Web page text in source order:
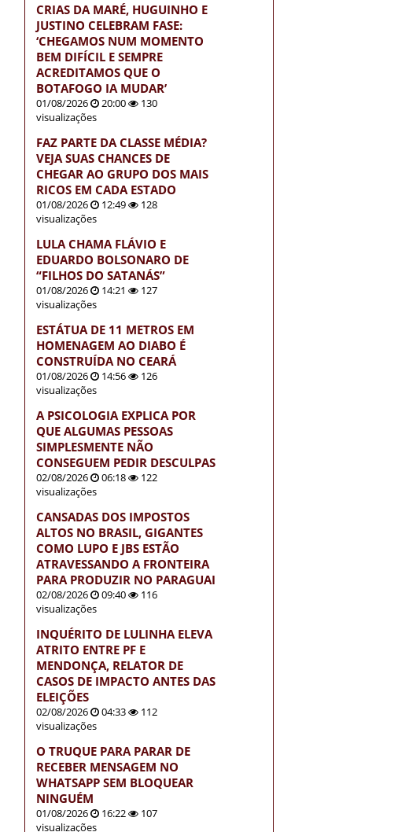
CRIAS DA MARÉ, HUGUINHO E
JUSTINO CELEBRAM FASE:
‘CHEGAMOS NUM MOMENTO
BEM DIFÍCIL E SEMPRE
ACREDITAMOS QUE O
BOTAFOGO IA MUDAR’
01/08/2026 20:00
130
visualizações
FAZ PARTE DA CLASSE MÉDIA?
VEJA SUAS CHANCES DE
CHEGAR AO GRUPO DOS MAIS
RICOS EM CADA ESTADO
01/08/2026 12:49
128
visualizações
LULA CHAMA FLÁVIO E
EDUARDO BOLSONARO DE
“FILHOS DO SATANÁS”
01/08/2026 14:21
127
visualizações
ESTÁTUA DE 11 METROS EM
HOMENAGEM AO DIABO É
CONSTRUÍDA NO CEARÁ
01/08/2026 14:56
126
visualizações
A PSICOLOGIA EXPLICA POR
QUE ALGUMAS PESSOAS
SIMPLESMENTE NÃO
CONSEGUEM PEDIR DESCULPAS
02/08/2026 06:18
122
visualizações
CANSADAS DOS IMPOSTOS
ALTOS NO BRASIL, GIGANTES
COMO LUPO E JBS ESTÃO
ATRAVESSANDO A FRONTEIRA
PARA PRODUZIR NO PARAGUAI
02/08/2026 09:40
116
visualizações
INQUÉRITO DE LULINHA ELEVA
ATRITO ENTRE PF E
MENDONÇA, RELATOR DE
CASOS DE IMPACTO ANTES DAS
ELEIÇÕES
02/08/2026 04:33
112
visualizações
O TRUQUE PARA PARAR DE
RECEBER MENSAGEM NO
WHATSAPP SEM BLOQUEAR
NINGUÉM
01/08/2026 16:22
107
visualizações